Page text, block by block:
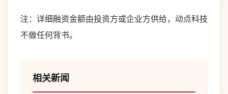
注：详细融资金额由投资方或企业方供给，动点科技
不做任何背书。
相关新闻